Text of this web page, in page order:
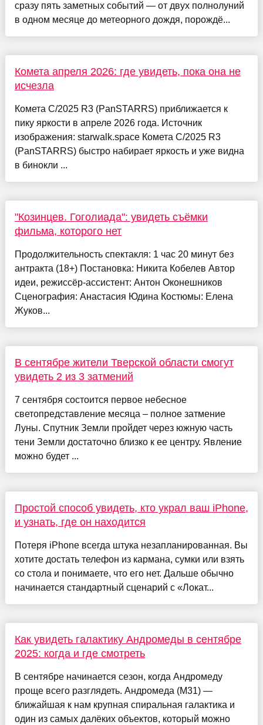
сразу пять заметных событий — от двух полнолуний
в одном месяце до метеорного дождя, порождё...
Комета апреля 2026: где увидеть, пока она не
исчезла
Комета C/2025 R3 (PanSTARRS) приближается к
пику яркости в апреле 2026 года. Источник
изображения: starwalk.space Комета C/2025 R3
(PanSTARRS) быстро набирает яркость и уже видна
в бинокли ...
"Козинцев. Гоголиада": увидеть съёмки
фильма, которого нет
Продолжительность спектакля: 1 час 20 минут без
антракта (18+) Постановка: Никита Кобелев Автор
идеи, режиссёр-ассистент: Антон Оконешников
Сценография: Анастасия Юдина Костюмы: Елена
Жуков...
В сентябре жители Тверской области смогут
увидеть 2 из 3 затмений
7 сентября состоится первое небесное
светопредставление месяца – полное затмение
Луны. Спутник Земли пройдет через южную часть
тени Земли достаточно близко к ее центру. Явление
можно будет ...
Простой способ увидеть, кто украл ваш iPhone,
и узнать, где он находится
Потеря iPhone всегда штука незапланированная. Вы
хотите достать телефон из кармана, сумки или взять
со стола и понимаете, что его нет. Дальше обычно
начинается стандартный сценарий с «Локат...
Как увидеть галактику Андромеды в сентябре
2025: когда и где смотреть
В сентябре начинается сезон, когда Андромеду
проще всего разглядеть. Андромеда (M31) —
ближайшая к нам крупная спиральная галактика и
один из самых далёких объектов, который можно